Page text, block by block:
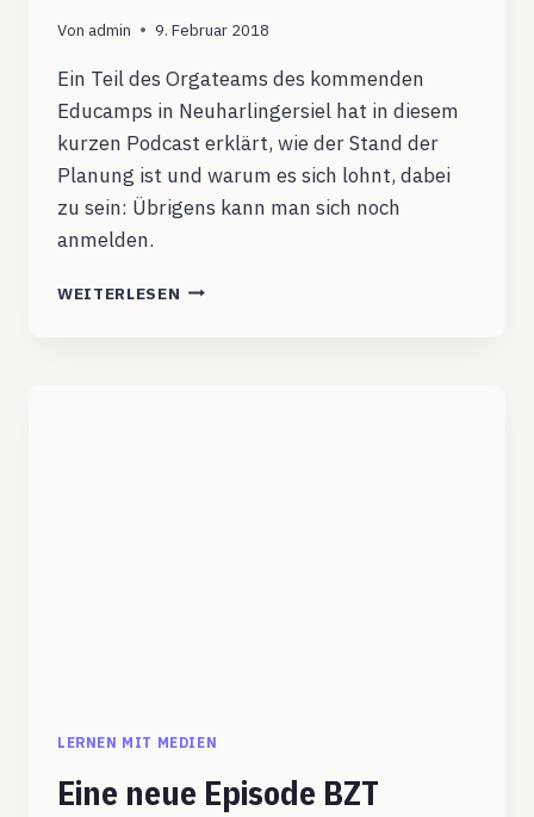
Von admin 9. Februar 2018
Ein Teil des Orgateams des kommenden
Educamps in Neuharlingersiel hat in diesem
kurzen Podcast erklärt, wie der Stand der
Planung ist und warum es sich lohnt, dabei
zu sein: Übrigens kann man sich noch
anmelden.
WEITERLESEN DAS
LERNEN MIT MEDIEN
Eine neue Episode BZT